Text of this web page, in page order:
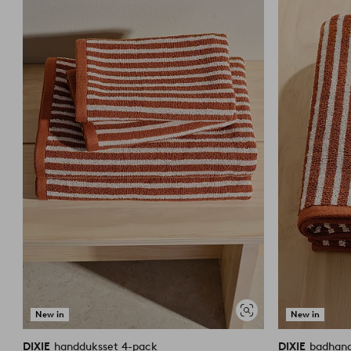
New in
Visa
liknande
DIXIE handduksset 4-pack
New in
DIXIE